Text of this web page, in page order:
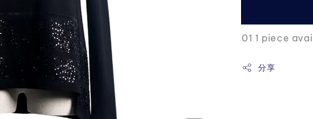
01 1 piece
分享